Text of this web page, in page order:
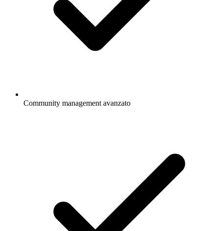
Community management avanzato